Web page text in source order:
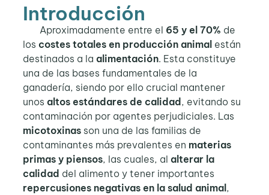
Introducción
Aproximadamente entre el 65 y el 70% de
los costes totales en producción animalestán
destinados a la alimentación. Esta constituye
una de las bases fundamentales de la
ganadería, siendo por ello crucial mantener
unos altos estándares de calidad, evitando su
contaminación por agentes perjudiciales. Las
micotoxinasson una de las familias de
contaminantes más prevalentes en materias
primas y piensos, las cuales, al alterar la
calidad del alimento y tener importantes
repercusiones negativas en la salud animal,